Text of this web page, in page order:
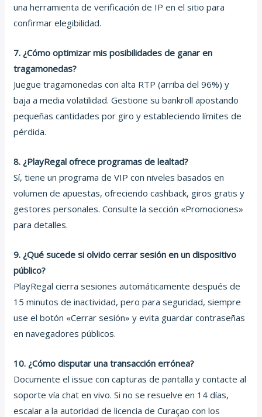
una herramienta de verificación de IP en el sitio para
confirmar elegibilidad.
7. ¿Cómo optimizar mis posibilidades de ganar en
tragamonedas?
Juegue tragamonedas con alta RTP (arriba del 96%) y
baja a media volatilidad. Gestione su bankroll apostando
pequeñas cantidades por giro y estableciendo límites de
pérdida.
8. ¿PlayRegal ofrece programas de lealtad?
Sí, tiene un programa de VIP con niveles basados en
volumen de apuestas, ofreciendo cashback, giros gratis y
gestores personales. Consulte la sección «Promociones»
para detalles.
9. ¿Qué sucede si olvido cerrar sesión en un dispositivo
público?
PlayRegal cierra sesiones automáticamente después de
15 minutos de inactividad, pero para seguridad, siempre
use el botón «Cerrar sesión» y evita guardar contraseñas
en navegadores públicos.
10. ¿Cómo disputar una transacción errónea?
Documente el issue con capturas de pantalla y contacte al
soporte vía chat en vivo. Si no se resuelve en 14 días,
escalar a la autoridad de licencia de Curaçao con los